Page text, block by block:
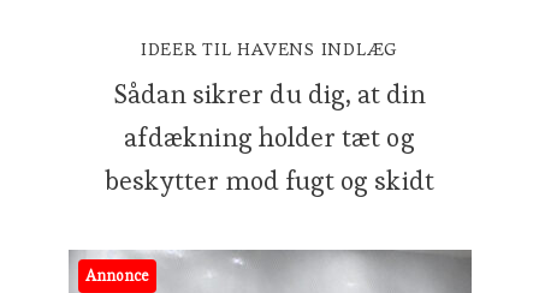
IDEER TIL HAVENS INDLÆG
Sådan sikrer du dig, at din
afdækning holder tæt og
beskytter mod fugt og skidt
Annonce